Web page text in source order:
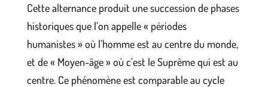
Cette alternance produit une succession de phases
historiques que l’on appelle « périodes
humanistes » où l’homme est au centre du monde,
et de « Moyen-âge » où c’est le Suprême qui est au
centre. Ce phénomène est comparable au cycle